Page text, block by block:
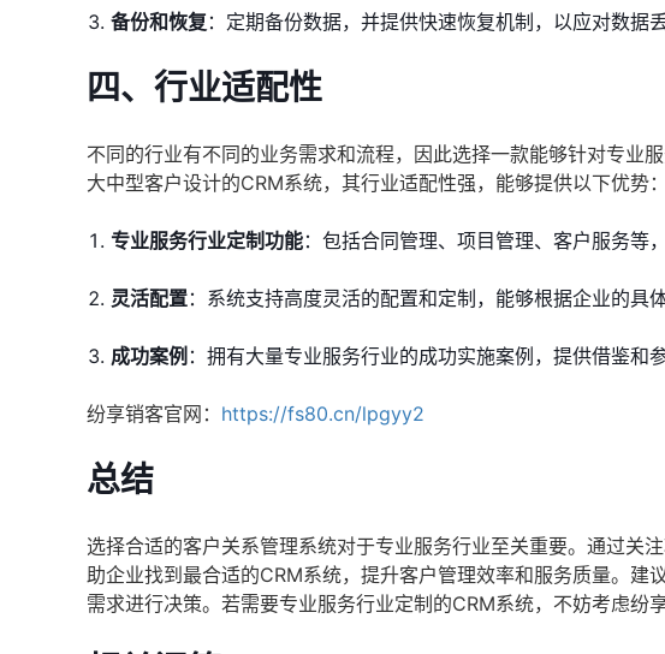
备份和恢复 ：定期备份数据，并提供快速恢复机制，以应对数据
四、行业适配性
不同的行业有不同的业务需求和流程，因此选择一款能够针对专业
大中型客户设计的CRM系统，其行业适配性强，能够提供以下优势：
专业服务行业定制功能：包括合同管理、项目管理、客户服务等
灵活配置：系统支持高度灵活的配置和定制，能够根据企业的具
成功案例 ：拥有大量专业服务行业的成功实施案例，提供借鉴和参
纷享销客官网： https://fs80.cn/lpgyy2
总结
选择合适的客户关系管理系统对于专业服务行业至关重要。通过关
助企业找到最合适的CRM系统，提升客户管理效率和服务质量。
需求进行决策。若需要专业服务行业定制的CRM系统，不妨考虑纷